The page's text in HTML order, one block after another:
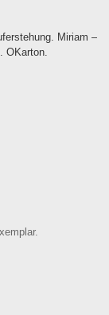
Miriam –
OKarton.